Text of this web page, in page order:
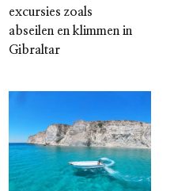
excursies zoals
abseilen en klimmen in
Gibraltar